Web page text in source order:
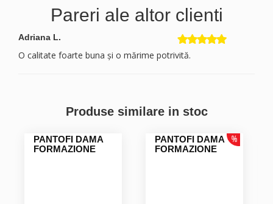
Pareri ale altor clienti
Adriana L.
O calitate foarte buna și o mărime potrivită.
Produse similare in stoc
PANTOFI DAMA
FORMAZIONE
PANTOFI DAMA
FORMAZIONE